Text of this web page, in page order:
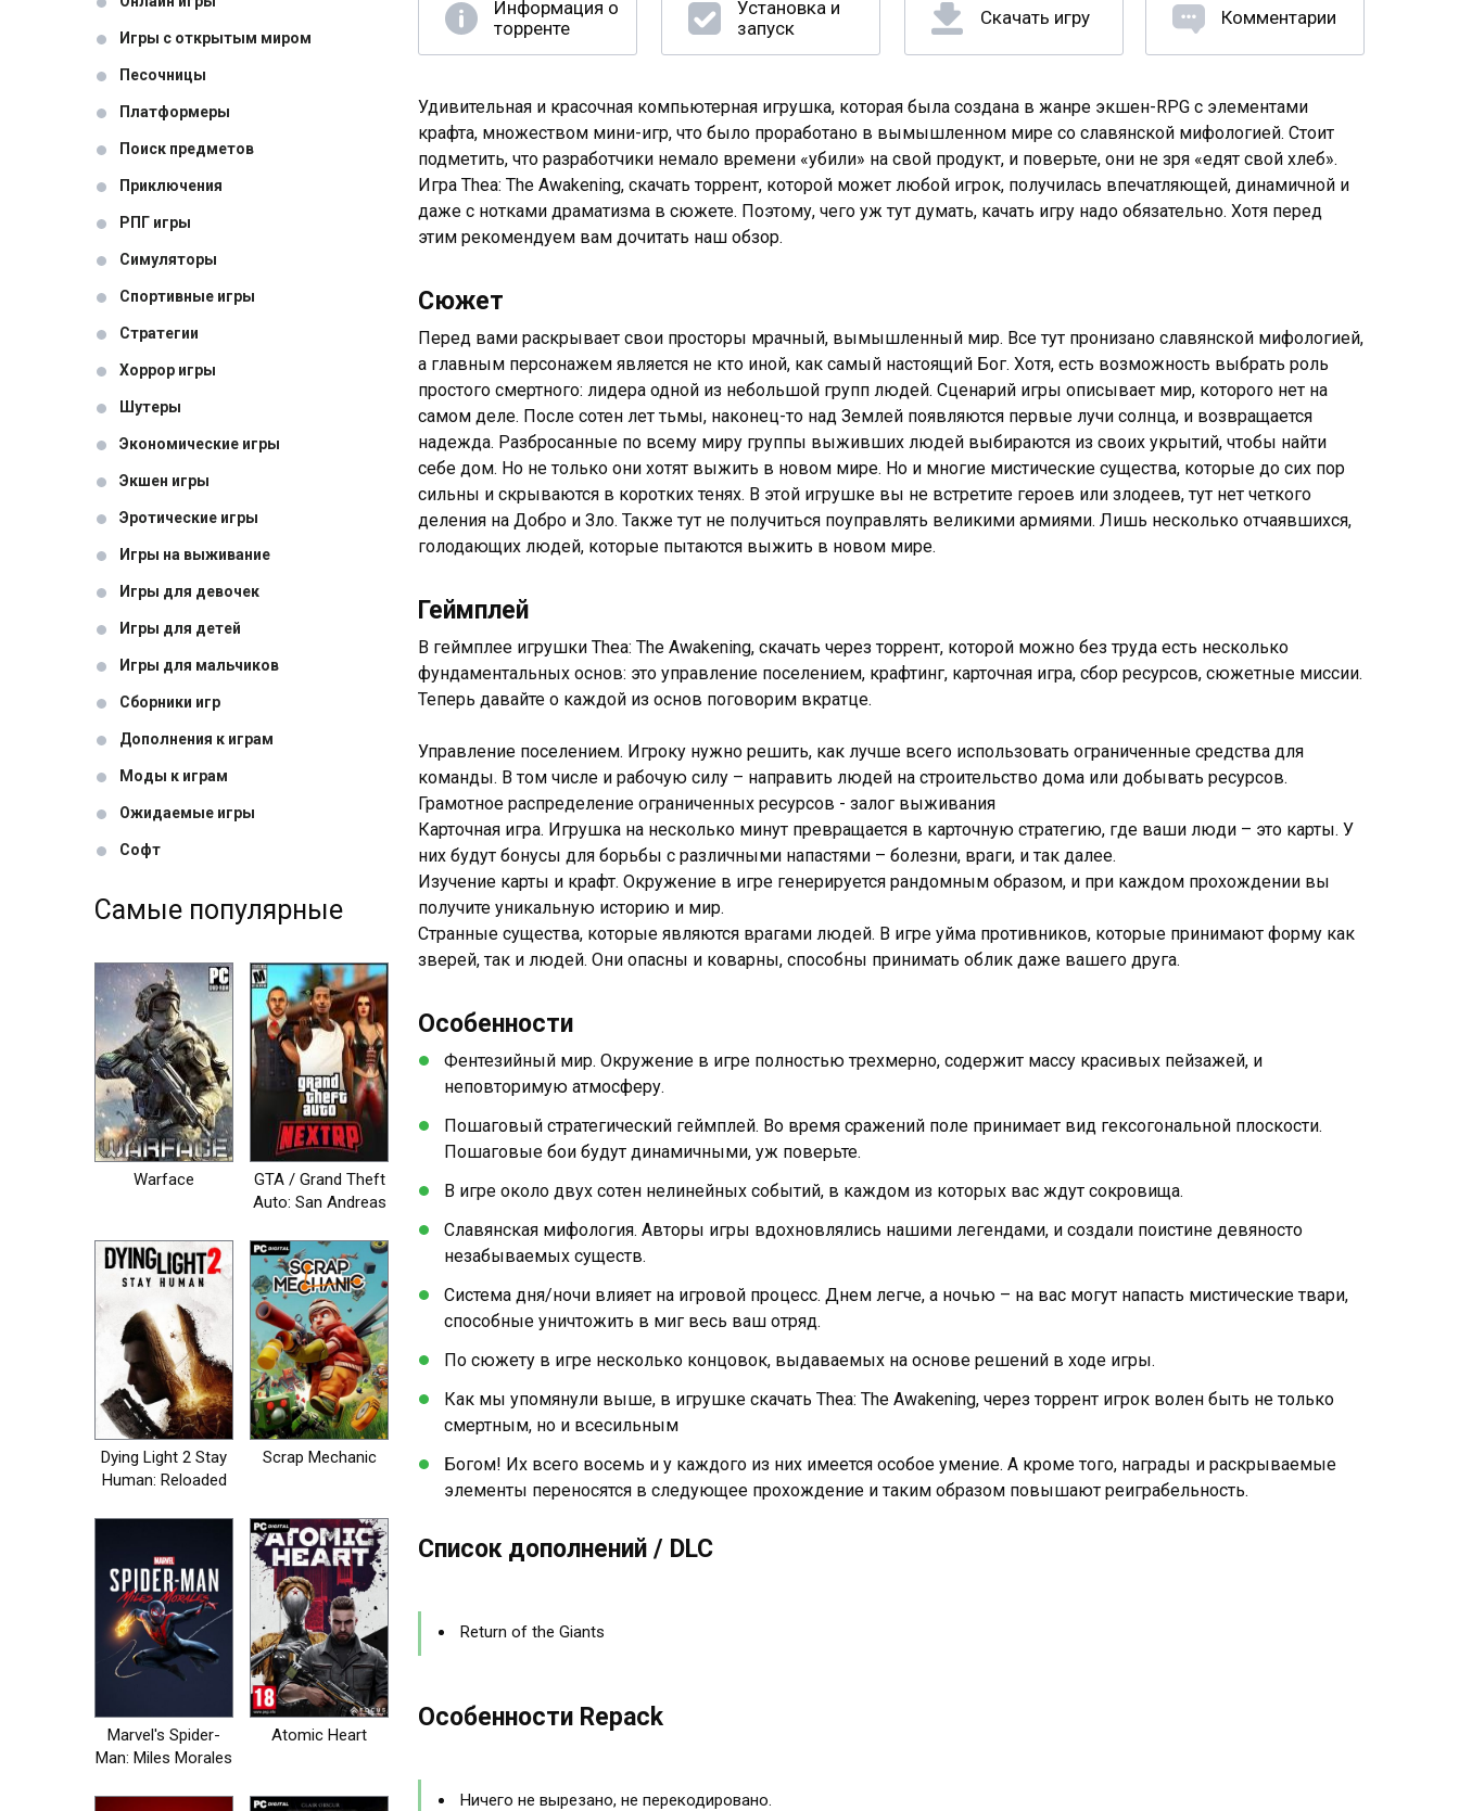
Игры с открытым миром
Песочницы
Платформеры
Поиск предметов
Приключения
РПГ игры
Симуляторы
Спортивные игры
Стратегии
Хоррор игры
Шутеры
Экономические игры
Экшен игры
Эротические игры
Игры на выживание
Игры для девочек
Игры для детей
Игры для мальчиков
Сборники игр
Дополнения к играм
Моды к играм
Ожидаемые игры
Софт
Самые популярные
Warface
GTA / Grand Theft
Auto: San Andreas
Dying Light 2 Stay
Human: Reloaded
Scrap Mechanic
Marvel's Spider-
Man: Miles Morales
Atomic Heart
Информация о
торренте
Установка и
запуск
Скачать игру Комментарии
Удивительная и красочная компьютерная игрушка, которая была создана в жанре экшен-RPG с элементами
крафта, множеством мини-игр, что было проработано в вымышленном мире со славянской мифологией. Стоит
подметить, что разработчики немало времени «убили» на свой продукт, и поверьте, они не зря «едят свой хлеб».
Игра Thea: The Awakening, скачать торрент, которой может любой игрок, получилась впечатляющей, динамичной и
даже с нотками драматизма в сюжете. Поэтому, чего уж тут думать, качать игру надо обязательно. Хотя перед
этим рекомендуем вам дочитать наш обзор.
Сюжет
Перед вами раскрывает свои просторы мрачный, вымышленный мир. Все тут пронизано славянской мифологией,
а главным персонажем является не кто иной, как самый настоящий Бог. Хотя, есть возможность выбрать роль
простого смертного: лидера одной из небольшой групп людей. Сценарий игры описывает мир, которого нет на
самом деле. После сотен лет тьмы, наконец-то над Землей появляются первые лучи солнца, и возвращается
надежда. Разбросанные по всему миру группы выживших людей выбираются из своих укрытий, чтобы найти
себе дом. Но не только они хотят выжить в новом мире. Но и многие мистические существа, которые до сих пор
сильны и скрываются в коротких тенях. В этой игрушке вы не встретите героев или злодеев, тут нет четкого
деления на Добро и Зло. Также тут не получиться поуправлять великими армиями. Лишь несколько отчаявшихся,
голодающих людей, которые пытаются выжить в новом мире.
Геймплей
В геймплее игрушки Thea: The Awakening, скачать через торрент, которой можно без труда есть несколько
фундаментальных основ: это управление поселением, крафтинг, карточная игра, сбор ресурсов, сюжетные миссии.
Теперь давайте о каждой из основ поговорим вкратце.
Управление поселением. Игроку нужно решить, как лучше всего использовать ограниченные средства для
команды. В том числе и рабочую силу – направить людей на строительство дома или добывать ресурсов.
Грамотное распределение ограниченных ресурсов - залог выживания
Карточная игра. Игрушка на несколько минут превращается в карточную стратегию, где ваши люди – это карты. У
них будут бонусы для борьбы с различными напастями – болезни, враги, и так далее.
Изучение карты и крафт. Окружение в игре генерируется рандомным образом, и при каждом прохождении вы
получите уникальную историю и мир.
Странные существа, которые являются врагами людей. В игре уйма противников, которые принимают форму как
зверей, так и людей. Они опасны и коварны, способны принимать облик даже вашего друга.
Особенности
Фентезийный мир. Окружение в игре полностью трехмерно, содержит массу красивых пейзажей, и
неповторимую атмосферу.
Пошаговый стратегический геймплей. Во время сражений поле принимает вид гексогональной плоскости.
Пошаговые бои будут динамичными, уж поверьте.
В игре около двух сотен нелинейных событий, в каждом из которых вас ждут сокровища.
Славянская мифология. Авторы игры вдохновлялись нашими легендами, и создали поистине девяносто
незабываемых существ.
Система дня/ночи влияет на игровой процесс. Днем легче, а ночью – на вас могут напасть мистические твари,
способные уничтожить в миг весь ваш отряд.
По сюжету в игре несколько концовок, выдаваемых на основе решений в ходе игры.
Как мы упомянули выше, в игрушке скачать Thea: The Awakening, через торрент игрок волен быть не только
смертным, но и всесильным
Богом! Их всего восемь и у каждого из них имеется особое умение. А кроме того, награды и раскрываемые
элементы переносятся в следующее прохождение и таким образом повышают реиграбельность.
Список дополнений / DLC
Return of the Giants
Особенности Repack
Ничего не вырезано, не перекодировано.